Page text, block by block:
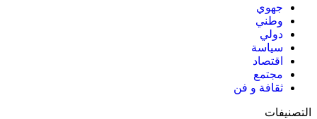
جهوي
وطني
دولي
سياسة
اقتصاد
مجتمع
ثقافة و فن
التصنيفات